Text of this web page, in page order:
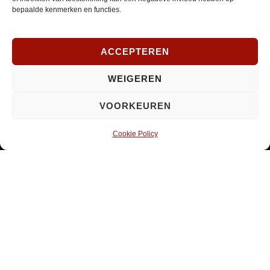
bepaalde kenmerken en functies.
ACCEPTEREN
WEIGEREN
VOORKEUREN
Cookie Policy
*
INSCHRIJVEN